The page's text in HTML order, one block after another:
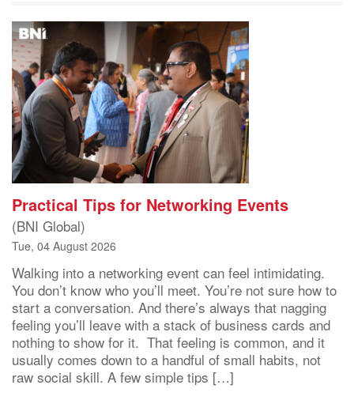
Practical Tips for Networking Events
(BNI Global)
Tue, 04 August 2026
Walking into a networking event can feel intimidating.
You don’t know who you’ll meet. You’re not sure how to
start a conversation. And there’s always that nagging
feeling you’ll leave with a stack of business cards and
nothing to show for it. That feeling is common, and it
usually comes down to a handful of small habits, not
raw social skill. A few simple tips […]